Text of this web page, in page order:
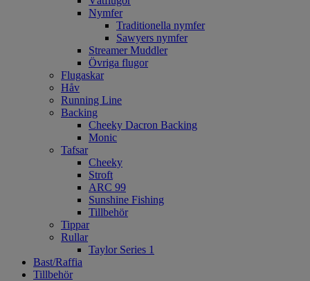
Nymfer
Traditionella nymfer
Sawyers nymfer
Streamer Muddler
Övriga flugor
Flugaskar
Håv
Running Line
Backing
Cheeky Dacron Backing
Monic
Tafsar
Cheeky
Stroft
ARC 99
Sunshine Fishing
Tillbehör
Tippar
Rullar
Taylor Series 1
Bast/Raffia
Tillbehör